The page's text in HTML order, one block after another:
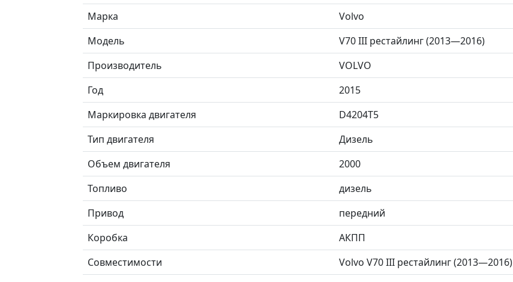
Марка
Volvo
Модель
V70 III рестайлинг (2013—2016)
Производитель
VOLVO
Год
2015
Маркировка двигателя
D4204T5
Тип двигателя
Дизель
Объем двигателя
2000
Топливо
дизель
Привод
передний
Коробка
АКПП
Совместимости
Volvo V70 III рестайлинг (2013—2016)